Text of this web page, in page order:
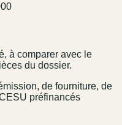
à comparer avec le
du dossier.
de fourniture, de
préfinancés